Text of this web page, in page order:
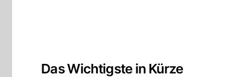
Das Wichtigste in Kürze